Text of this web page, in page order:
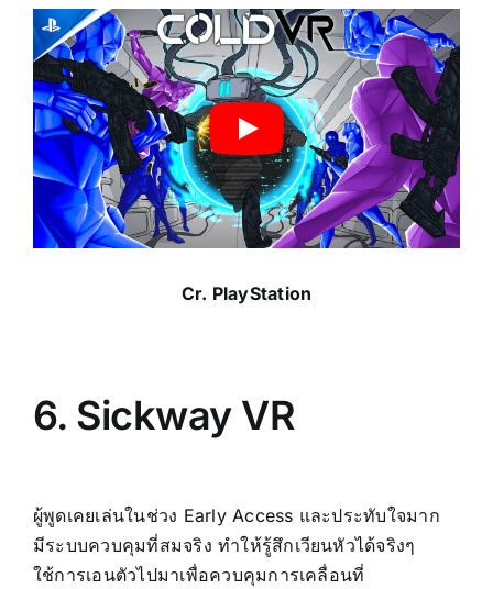
Cr. PlayStation
6. Sickway VR
ผู้พูดเคยเล่นในช่วง Early Access และประทับใจมาก
มีระบบควบคุมที่สมจริง ทำให้รู้สึกเวียนหัวได้จริงๆ
ใช้การเอนตัวไปมาเพื่อควบคุมการเคลื่อนที่